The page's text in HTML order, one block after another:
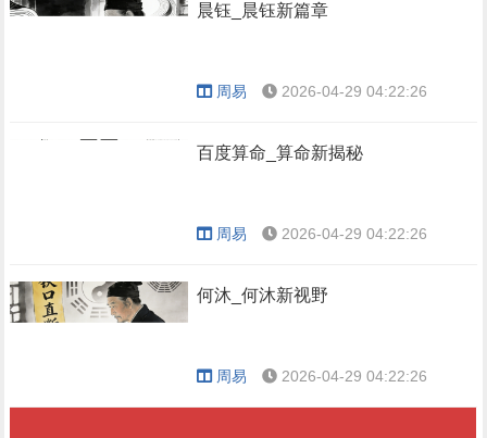
晨钰_晨钰新篇章
周易 2026-04-29 04:22:26
百度算命_算命新揭秘
周易 2026-04-29 04:22:26
何沐_何沐新视野
周易 2026-04-29 04:22:26